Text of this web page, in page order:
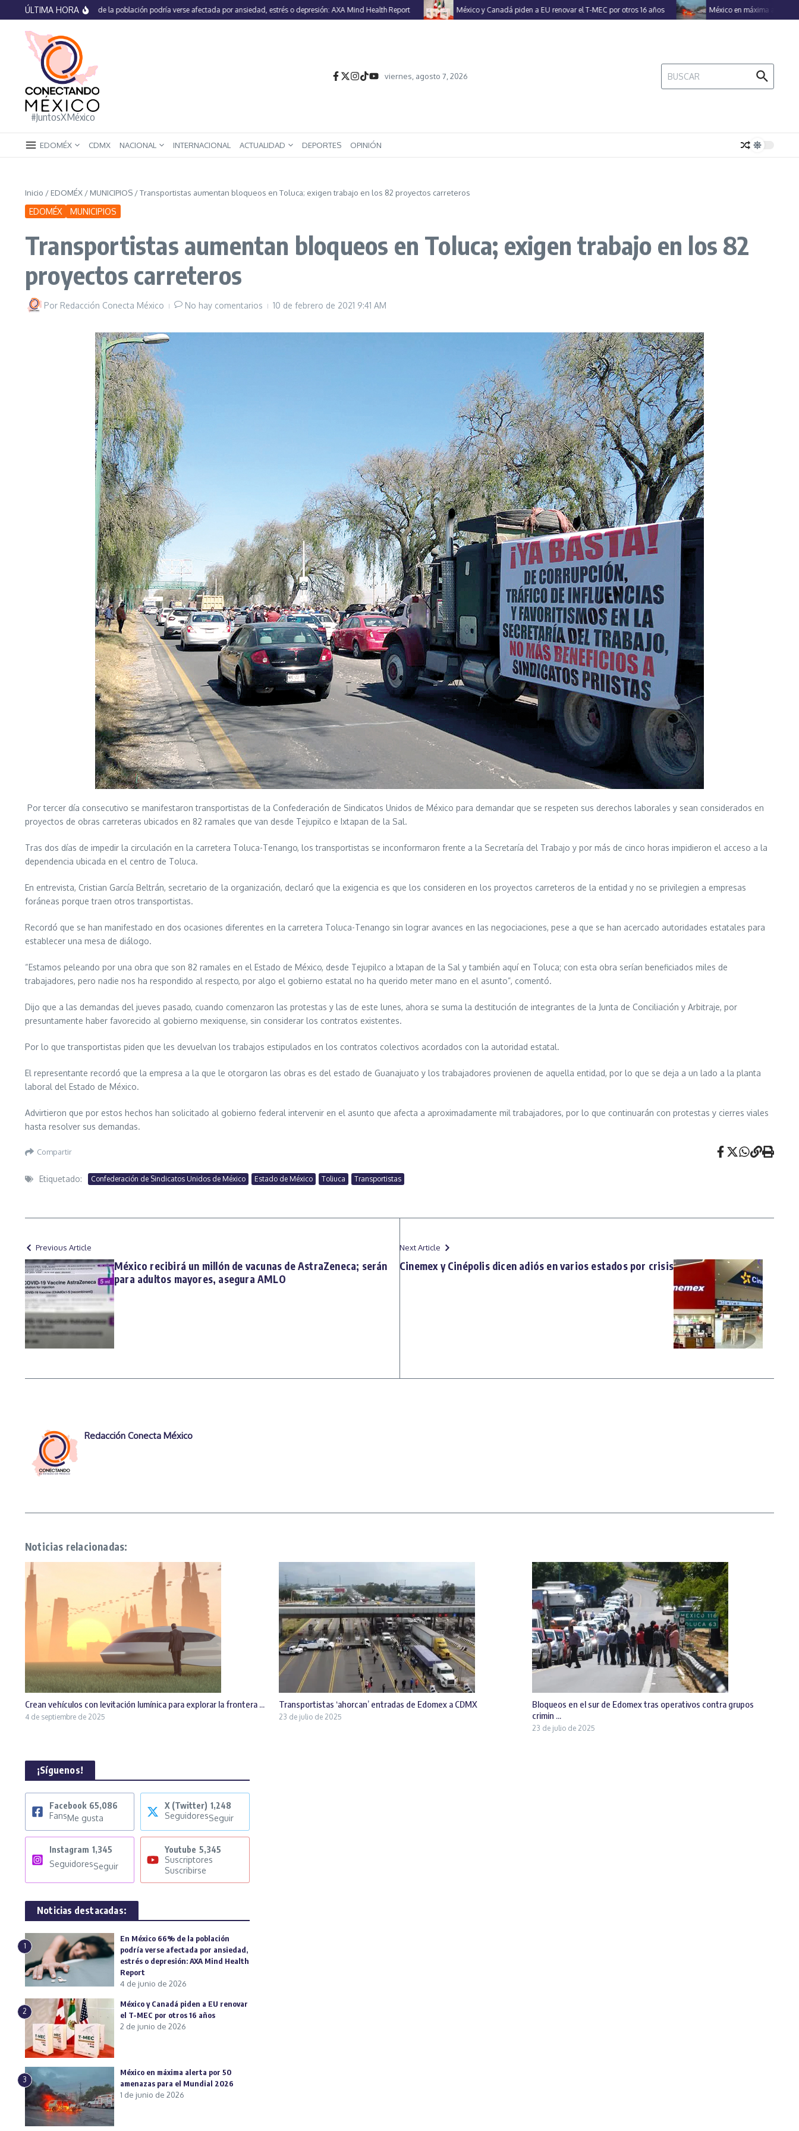
Saltar al contenido
ÚLTIMA HORA
En México 66% de la población podría verse afectada por ansiedad, estrés o depresión: AXA Mind Health Report México y Canadá piden a EU renovar el T-MEC por otros 16 años México en máxima alerta por 50
#JuntosXMéxico
viernes, agosto 7, 2026
Buscar:
EDOMÉX CDMX NACIONAL INTERNACIONAL ACTUALIDAD DEPORTES OPINIÓN
Inicio / EDOMÉX / MUNICIPIOS /Transportistas aumentan bloqueos en Toluca; exigen trabajo en los 82 proyectos carreteros
EDOMÉX MUNICIPIOS
Transportistas aumentan bloqueos en Toluca; exigen trabajo en los 82
proyectos carreteros
Por Redacción Conecta México No hay comentarios 10 de febrero de 2021 9:41 AM
Por tercer día consecutivo se manifestaron transportistas de la Confederación de Sindicatos Unidos de México para demandar que se respeten sus derechos laborales y sean considerados en
proyectos de obras carreteras ubicados en 82 ramales que van desde Tejupilco e Ixtapan de la Sal.
Tras dos días de impedir la circulación en la carretera Toluca-Tenango, los transportistas se inconformaron frente a la Secretaría del Trabajo y por más de cinco horas impidieron el acceso a la
dependencia ubicada en el centro de Toluca.
En entrevista, Cristian García Beltrán, secretario de la organización, declaró que la exigencia es que los consideren en los proyectos carreteros de la entidad y no se privilegien a empresas
foráneas porque traen otros transportistas.
Recordó que se han manifestado en dos ocasiones diferentes en la carretera Toluca-Tenango sin lograr avances en las negociaciones, pese a que se han acercado autoridades estatales para
establecer una mesa de diálogo.
“Estamos peleando por una obra que son 82 ramales en el Estado de México, desde Tejupilco a Ixtapan de la Sal y también aquí en Toluca; con esta obra serían beneficiados miles de
trabajadores, pero nadie nos ha respondido al respecto, por algo el gobierno estatal no ha querido meter mano en el asunto”, comentó.
Dijo que a las demandas del jueves pasado, cuando comenzaron las protestas y las de este lunes, ahora se suma la destitución de integrantes de la Junta de Conciliación y Arbitraje, por
presuntamente haber favorecido al gobierno mexiquense, sin considerar los contratos existentes.
Por lo que transportistas piden que les devuelvan los trabajos estipulados en los contratos colectivos acordados con la autoridad estatal.
El representante recordó que la empresa a la que le otorgaron las obras es del estado de Guanajuato y los trabajadores provienen de aquella entidad, por lo que se deja a un lado a la planta
laboral del Estado de México.
Advirtieron que por estos hechos han solicitado al gobierno federal intervenir en el asunto que afecta a aproximadamente mil trabajadores, por lo que continuarán con protestas y cierres viales
hasta resolver sus demandas.
Compartir
Etiquetado: Confederación de Sindicatos Unidos de México Estado de México Toliuca Transportistas
Previous Article
México recibirá un millón de vacunas de AstraZeneca; serán
para adultos mayores, asegura AMLO
Next Article
Cinemex y Cinépolis dicen adiós en varios estados por crisis
Redacción Conecta México
Noticias relacionadas:
Crean vehículos con levitación lumínica para explorar la frontera ...
4 de septiembre de 2025
Transportistas ‘ahorcan’ entradas de Edomex a CDMX
23 de julio de 2025
Bloqueos en el sur de Edomex tras operativos contra grupos
crimin ...
23 de julio de 2025
¡Síguenos!
Facebook 65,086
FansMe gusta
X (Twitter) 1,248
SeguidoresSeguir
Instagram 1,345
SeguidoresSeguir
Youtube 5,345
Suscriptores
Suscribirse
Noticias destacadas:
1
En México 66% de la población
podría verse afectada por ansiedad,
estrés o depresión: AXA Mind Health
Report
4 de junio de 2026
2
México y Canadá piden a EU renovar
el T-MEC por otros 16 años
2 de junio de 2026
3
México en máxima alerta por 50
amenazas para el Mundial 2026
1 de junio de 2026